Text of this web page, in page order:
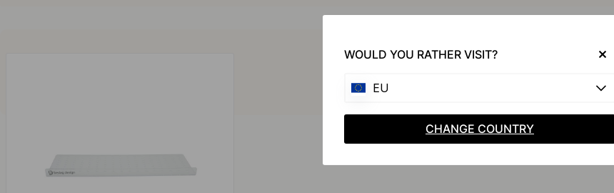
WOULD YOU RATHER VISIT?
EU
CHANGE COUNTRY